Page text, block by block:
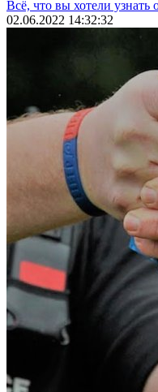
Всё, что вы хотели узнать
02.06.2022 14:32:32